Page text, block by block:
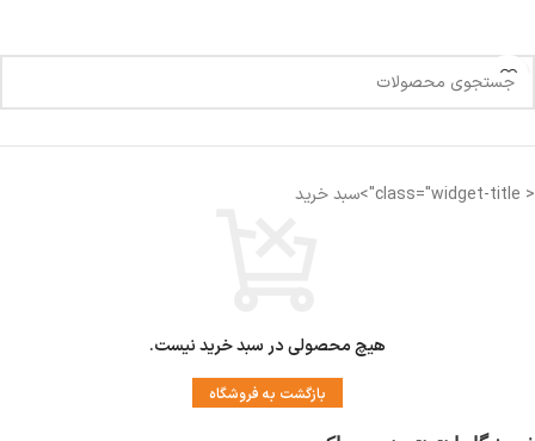
< class="widget-title">سبد خرید
هیچ محصولی در سبد خرید نیست.
بازگشت به فروشگاه